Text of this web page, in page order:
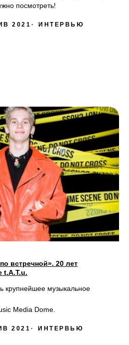
посмотреть!
2021 ИНТЕРВЬЮ
встречной». 20 лет
t.A.T.u.
крупнейшее музыкальное
Media Dome.
2021 ИНТЕРВЬЮ